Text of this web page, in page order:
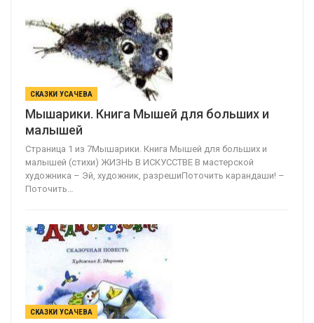
СКАЗКИ УСАЧЕВА
Мышарики. Книга Мышей для больших и
малышей
Страница 1 из 7Мышарики. Книга Мышей для больших и
малышей (стихи) ЖИЗНЬ В ИСКУССТВЕ В мастерской
художника – Эй, художник, разрешиПоточить карандаши! –
Поточить…
СКАЗКИ УСАЧЕВА